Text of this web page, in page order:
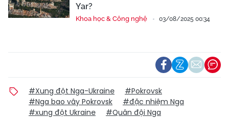
Yar?
Khoa học & Công nghệ 03/08/2025 00:34
#Xung đột Nga-Ukraine
#Pokrovsk
#Nga bao vây Pokrovsk
#đặc nhiệm Nga
#xung đột Ukraine
#Quân đội Nga